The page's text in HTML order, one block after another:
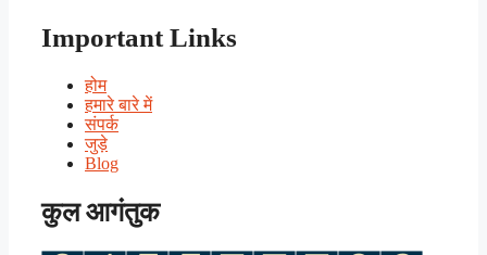
Important Links
होम
हमारे बारे में
संपर्क
जुड़े
Blog
कुल आगंतुक